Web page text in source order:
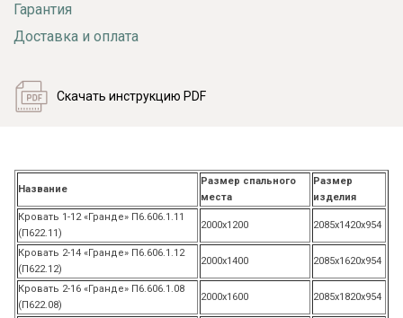
Гарантия
Доставка и оплата
Скачать инструкцию PDF
Название
Размер спального
места
Размер
изделия
Кровать 1-12 «Гранде» П6.606.1.11
(П622.11)
2000х1200 2085х1420х954
Кровать 2-14 «Гранде» П6.606.1.12
(П622.12)
2000х1400 2085х1620х954
Кровать 2-16 «Гранде» П6.606.1.08
(П622.08)
2000х1600 2085х1820х954